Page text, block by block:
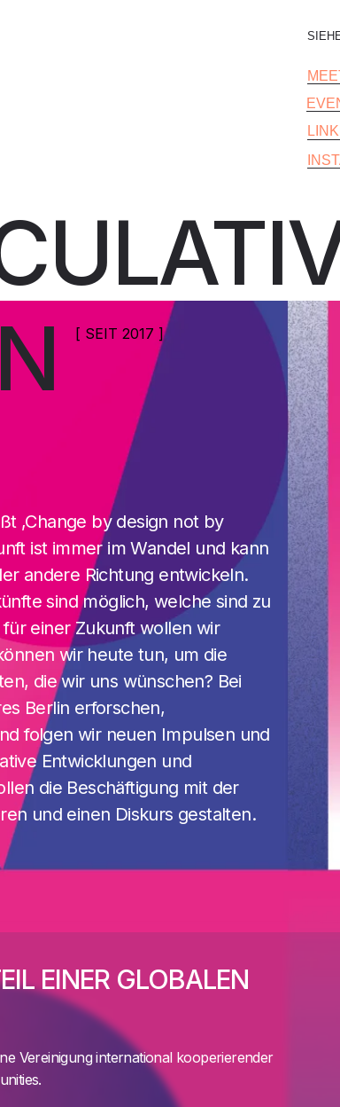
INSTAGRAM
MEETUP SEITE
[ SEIT 2017 ]
‚Change by design not by
ist immer im Wandel und kann
andere Richtung entwickeln.
sind möglich, welche sind zu
einer Zukunft wollen wir
wir heute tun, um die
die wir uns wünschen? Bei
Berlin erforschen,
folgen wir neuen Impulsen und
Entwicklungen und
die Beschäftigung mit der
und einen Diskurs gestalten.
EINER GLOBALEN
Vereinigung international kooperierender